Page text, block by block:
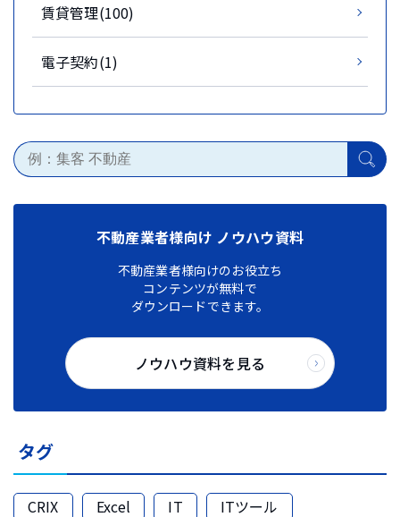
賃貸管理(100)
電子契約(1)
不動産業者様向け ノウハウ資料
不動産業者様向けのお役立ち
コンテンツが無料で
ダウンロードできます。
ノウハウ資料を見る
タグ
CRIX Excel IT ITツール